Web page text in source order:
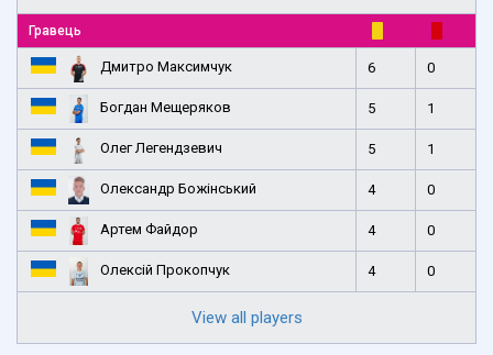
Гравець
Дмитро Максимчук 6 0
Богдан Мещеряков 5 1
Олег Легендзевич 5 1
Олександр Божінський 4 0
Артем Файдор 4 0
Олексій Прокопчук 4 0
View all players